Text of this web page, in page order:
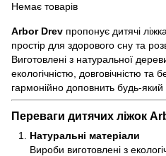
Немає товарів
Arbor Drev пропонує дитячі
простір для здорового сну та
Виготовлені з натуральної
екологічністю, довговічністю
гармонійно доповнить будь-який
Переваги дитячих ліжок
Натуральні матеріали
Вироби виготовлені з